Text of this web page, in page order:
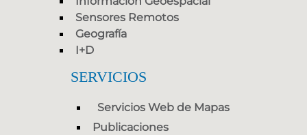
Sensores Remotos
Geografía
I+D
SERVICIOS
Servicios Web de Mapas
Publicaciones